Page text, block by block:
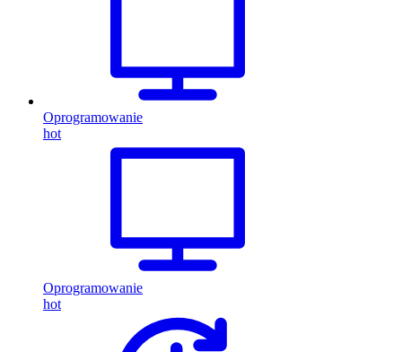
Oprogramowanie
hot
Oprogramowanie
hot